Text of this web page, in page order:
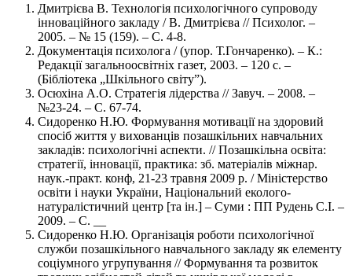
Дмитрієва В. Технологія психологічного супроводу
інноваційного закладу / В. Дмитрієва // Психолог. –
2005. – № 15 (159). – С. 4-8.
Документація психолога / (упор. Т.Гончаренко). – К.:
Редакції загальноосвітніх газет, 2003. – 120 с. –
(Бібліотека „Шкільного світу”).
Осюхіна А.О. Стратегія лідерства // Завуч. – 2008. –
№23-24. – С. 67-74.
Сидоренко Н.Ю. Формування мотивації на здоровий
спосіб життя у вихованців позашкільних навчальних
закладів: психологічні аспекти. // Позашкільна освіта:
стратегії, інновації, практика: зб. матеріалів міжнар.
наук.-практ. конф, 21-23 травня 2009 р. / Міністерство
освіти і науки України, Національний еколого-
натуралістичний центр [та ін.] – Суми : ПП Рудень С.І. –
2009. – С. __
Сидоренко Н.Ю. Організація роботи психологічної
служби позашкільного навчального закладу як елементу
соціумного угрупування // Формування та розвиток